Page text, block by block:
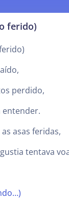
ferido)
perdido,
asas feridas,
tentava